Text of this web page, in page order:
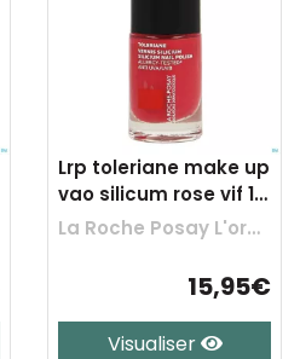
Lrp toleriane make up
vao silicum rose vif 18
6ml
La Roche Posay L'oreal Belgilux
15,95€
Visualiser